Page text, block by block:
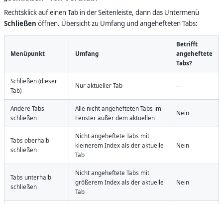
Rechtsklick auf einen Tab in der Seitenleiste, dann das Untermenü
Schließen öffnen. Übersicht zu Umfang und angehefteten Tabs:
Menüpunkt Umfang
Betrifft
angeheftete
Tabs?
Schließen (dieser
Tab)
Nur aktueller Tab —
Andere Tabs
schließen
Alle nicht angehefteten Tabs im
Fenster außer dem aktuellen
Nein
Tabs oberhalb
schließen
Nicht angeheftete Tabs mit
kleinerem Index als der aktuelle
Tab
Nein
Tabs unterhalb
schließen
Nicht angeheftete Tabs mit
größerem Index als der aktuelle
Tab
Nein